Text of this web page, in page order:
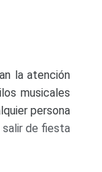
la atención
musicales
persona
salir de fiesta